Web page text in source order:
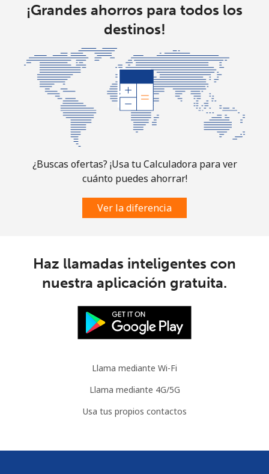
¡Grandes ahorros para todos los
destinos!
¿Buscas ofertas? ¡Usa tu Calculadora para ver
cuánto puedes ahorrar!
Ver la diferencia
Haz llamadas inteligentes con
nuestra aplicación gratuita.
Llama mediante Wi-Fi
Llama mediante 4G/5G
Usa tus propios contactos